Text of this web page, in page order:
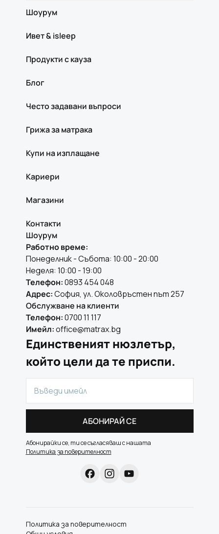
Шоурум
Ивет & isleep
Продукти с кауза
Блог
Често задавани въпроси
Грижа за матрака
Купи на изплащане
Кариери
Магазини
Контакти
Шоурум
Работно време:
Понеделник - Събота: 10:00 - 20:00
Неделя: 10:00 - 19:00
Телефон:0893 454 048
Адрес:София, ул. Околовръстен път 257
Обслужване на клиенти
Телефон:0700 11 117
Имейл:office@matrax.bg
Единственият нюзлетър,
който цели да те приспи.
АБОНИРАЙ СЕ
Абонирайки се, ти се съгласяваш с нашата
Политика за поверителност
Политика за поверителност